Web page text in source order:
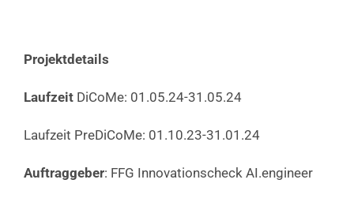
Projektdetails
LaufzeitDiCoMe: 01.05.24-31.05.24
Laufzeit PreDiCoMe: 01.10.23-31.01.24
Auftraggeber: FFG Innovationscheck AI.engineer